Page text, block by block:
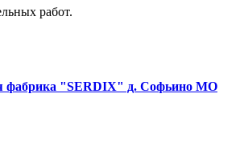
работ.
фабрика "SERDIX" д. Софьино МО